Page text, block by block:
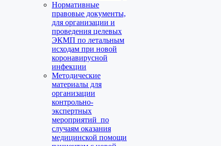
Нормативные
правовые документы,
для организации и
проведения целевых
ЭКМП по летальным
исходам при новой
коронавирусной
инфекции
Методические
материалы для
организации
контрольно-
экспертных
мероприятий по
случаям оказания
медицинской помощи